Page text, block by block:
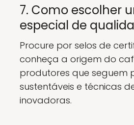
7. Como escolher
especial de
Procure por selos de
conheça a origem do
produtores que seguem
sustentáveis e técnicas
inovadoras.